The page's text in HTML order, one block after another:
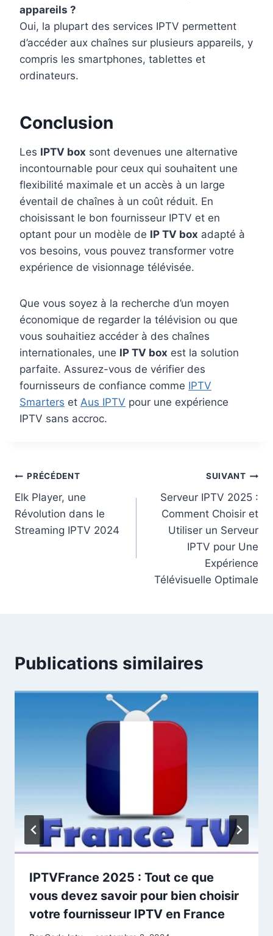
appareils ?
Oui, la plupart des services IPTV permettent
d’accéder aux chaînes sur plusieurs appareils, y
compris les smartphones, tablettes et
ordinateurs.
Conclusion
Les IPTV box sont devenues une alternative
incontournable pour ceux qui souhaitent une
flexibilité maximale et un accès à un large
éventail de chaînes à un coût réduit. En
choisissant le bon fournisseur IPTV et en
optant pour un modèle de IP TV box adapté à
vos besoins, vous pouvez transformer votre
expérience de visionnage télévisée.
Que vous soyez à la recherche d’un moyen
économique de regarder la télévision ou que
vous souhaitiez accéder à des chaînes
internationales, une IP TV box est la solution
parfaite. Assurez-vous de vérifier des
fournisseurs de confiance comme IPTV
Smarters et Aus IPTV pour une expérience
IPTV sans accroc.
PRÉCÉDENT
Elk Player, une
Révolution dans le
Streaming IPTV 2024
SUIVANT
Serveur IPTV 2025 :
Comment Choisir et
Utiliser un Serveur
IPTV pour Une
Expérience
Télévisuelle Optimale
Publications similaires
IPTVFrance 2025 : Tout ce que
vous devez savoir pour bien choisir
votre fournisseur IPTV en France